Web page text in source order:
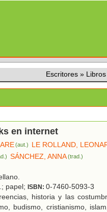
Escritores »
en internet
(aut.) LE ROLLAND,
SÁNCHEZ, ANNA(trad.)
papel; ISBN: 0-7460-5093-3
historia y las
budismo, cristianismo,